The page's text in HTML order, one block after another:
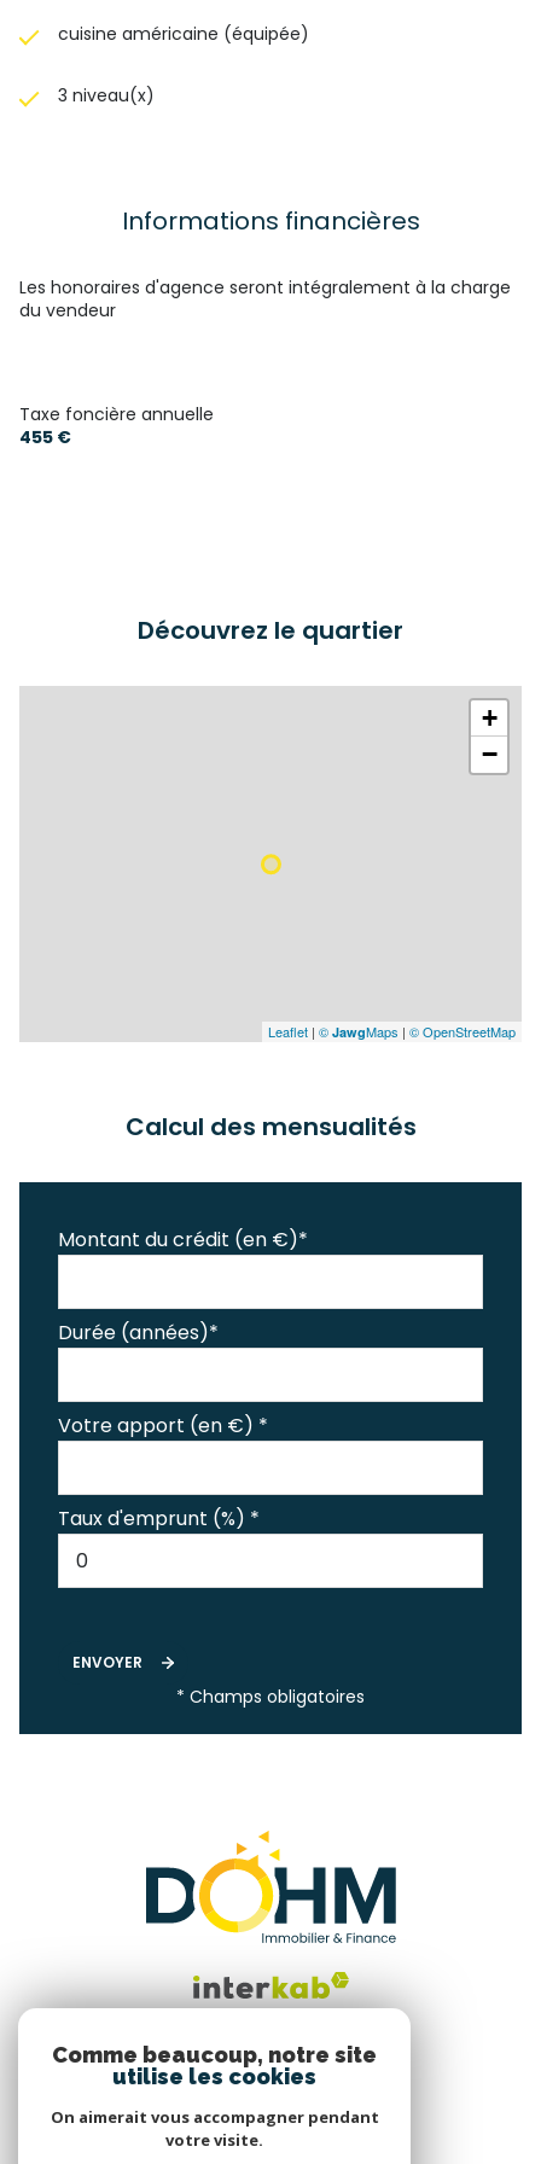
cuisine américaine (équipée)
3 niveau(x)
Informations financières
Les honoraires d'agence seront intégralement à la charge
du vendeur
Taxe foncière annuelle
455 €
Découvrez le quartier
+
−
Leaflet | © JawgMaps | © OpenStreetMap
Calcul des mensualités
Montant du crédit (en €)*
Durée (années)*
Votre apport (en €) *
Taux d'emprunt (%) *
ENVOYER
* Champs obligatoires
Nous suivre
Comme beaucoup, notre site
utilise les cookies
On aimerait vous accompagner pendant
votre visite.